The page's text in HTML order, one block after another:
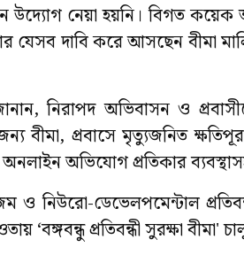
উদ্যোগ নেয়া হয়নি। বিগত কয়েক
যেসব দাবি করে আসছেন বীমা
নিরাপদ অভিবাসন ও
বীমা, প্রবাসে মৃত্যুজনিত
অনলাইন অভিযোগ প্রতিকার
ও নিউরো-ডেভেলপমেন্টাল
‘বঙ্গবন্ধু প্রতিবন্ধী সুরক্ষা বীমা'